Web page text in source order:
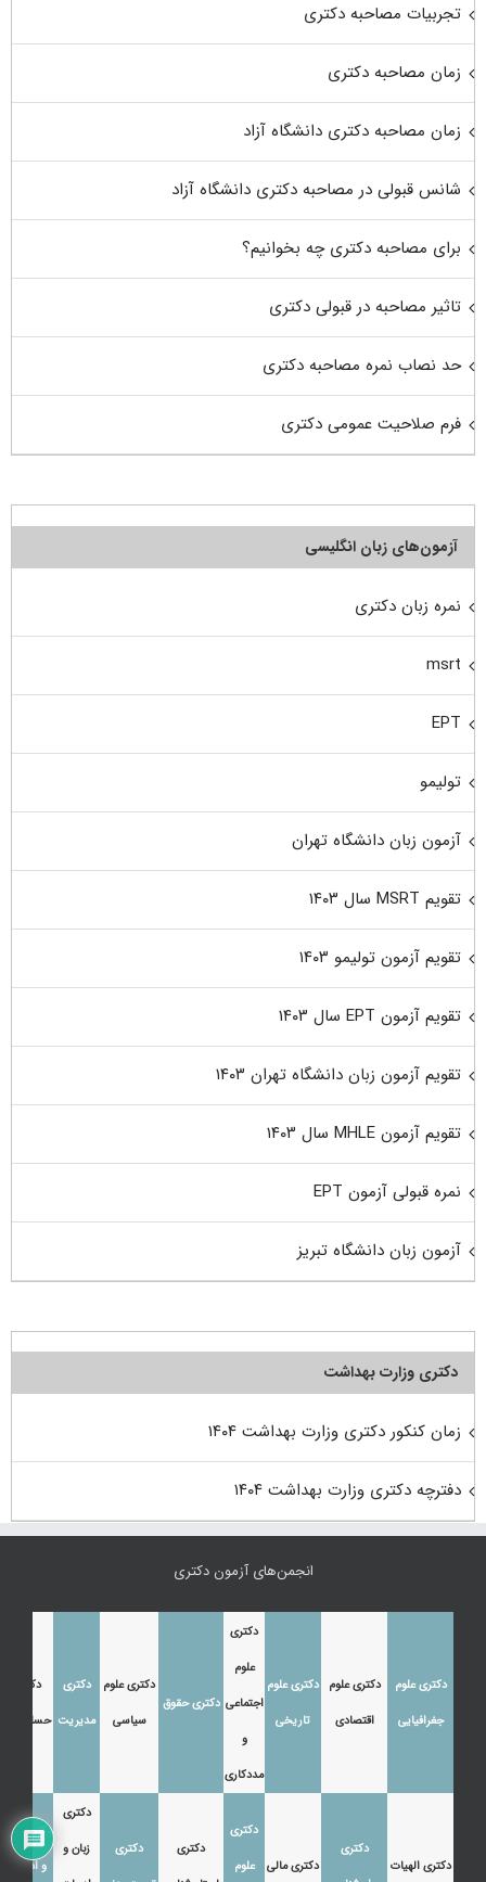
تجربیات مصاحبه دکتری
زمان مصاحبه دکتری
زمان مصاحبه دکتری دانشگاه آزاد
شانس قبولی در مصاحبه دکتری دانشگاه آزاد
برای مصاحبه دکتری چه بخوانیم؟
تاثیر مصاحبه در قبولی دکتری
حد نصاب نمره مصاحبه دکتری
فرم صلاحیت عمومی دکتری
آزمون‌های زبان انگلیسی
نمره زبان دکتری
msrt
EPT
تولیمو
آزمون زبان دانشگاه تهران
تقویم MSRT سال ۱۴۰۳
تقویم آزمون تولیمو ۱۴۰۳
تقویم آزمون EPT سال ۱۴۰۳
تقویم آزمون زبان دانشگاه تهران ۱۴۰۳
تقویم آزمون MHLE سال ۱۴۰۳
نمره قبولی آزمون EPT
آزمون زبان دانشگاه تبریز
دکتری وزارت بهداشت
زمان کنکور دکتری وزارت بهداشت ۱۴۰۴
دفترچه دکتری وزارت بهداشت ۱۴۰۴
انجمن‌های آزمون دکتری
دکتری علوم
جغرافیایی
دکتری علوم
اقتصادی
دکتری علوم
تاریخی
دکتری
علوم
اجتماعی
و
مددکاری
دکتری حقوق
دکتری علوم
سیاسی
دکتری
مدیریت
دکتری
حسابداری
دکتری الهیات
دکتری
دکتری مالی
دکتری
علوم
دکتری
دکتری
دکتری
زبان و
دکتری زبان
و ادبیات